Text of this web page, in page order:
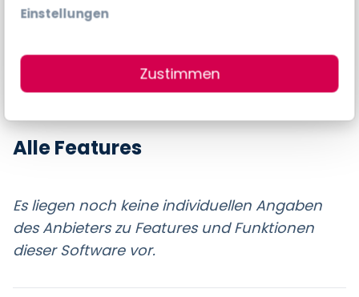
Einstellungen
Zustimmen
Alle Features
Es liegen noch keine individuellen Angaben
des Anbieters zu Features und Funktionen
dieser Software vor.